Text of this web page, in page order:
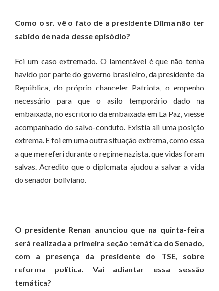
Como o sr. vê o fato de a presidente Dilma não ter
sabido de nada desse episódio?
Foi um caso extremado. O lamentável é que não tenha
havido por parte do governo brasileiro, da presidente da
República, do próprio chanceler Patriota, o empenho
necessário para que o asilo temporário dado na
embaixada, no escritório da embaixada em La Paz, viesse
acompanhado do salvo-conduto. Existia ali uma posição
extrema. E foi em uma outra situação extrema, como essa
a que me referi durante o regime nazista, que vidas foram
salvas. Acredito que o diplomata ajudou a salvar a vida
do senador boliviano.
O presidente Renan anunciou que na quinta-feira
será realizada a primeira seção temática do Senado,
com a presença da presidente do TSE, sobre
reforma política. Vai adiantar essa sessão
temática?